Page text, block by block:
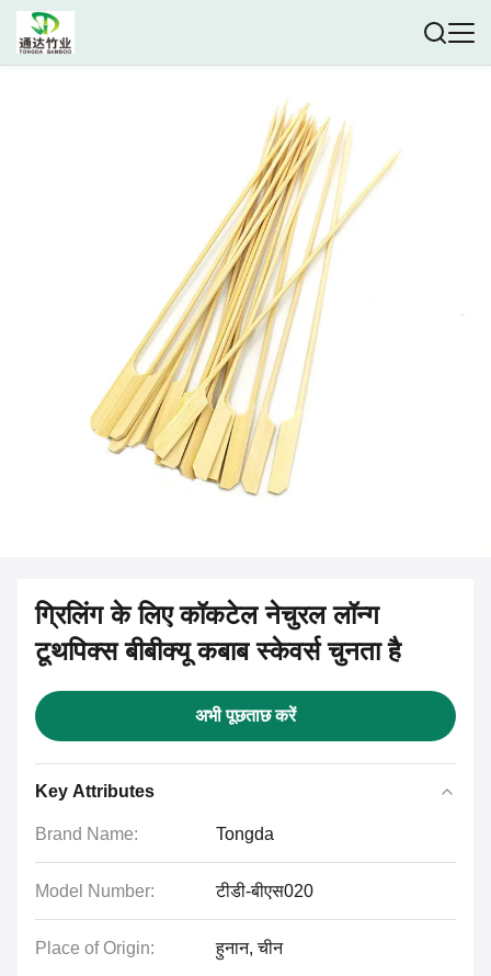
ग्रिलिंग के लिए कॉकटेल नेचुरल लॉन्ग
टूथपिक्स बीबीक्यू कबाब स्केवर्स चुनता है
अभी पूछताछ करें
Key Attributes
Brand Name: Tongda
Model Number: टीडी-बीएस020
Place of Origin: हुनान, चीन